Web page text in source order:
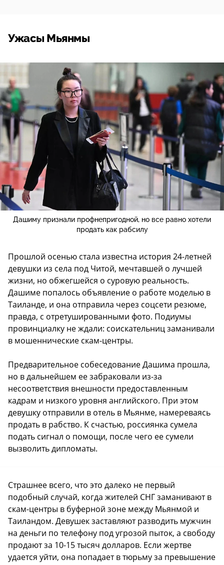
Ужасы Мьянмы
Дашиму признали профнепригодной, но все равно хотели
продать как рабсилу
Прошлой осенью стала известна история 24-летней
девушки из села под Читой, мечтавшей о лучшей
жизни, но обжегшейся о суровую реальность.
Дашиме попалось объявление о работе моделью в
Таиланде, и она отправила через соцсети резюме,
правда, с отретушированными фото. Подиумы
провинциалку не ждали: соискательниц заманивали
в мошеннические скам-центры.
Предварительное собеседование Дашима прошла,
но в дальнейшем ее забраковали из-за
несоответствия внешности предоставленным
кадрам и низкого уровня английского. При этом
девушку отправили в отель в Мьянме, намереваясь
продать в рабство. К счастью, россиянка сумела
подать сигнал о помощи, после чего ее сумели
вызволить дипломаты.
Страшнее всего, что это далеко не первый
подобный случай, когда жителей СНГ заманивают в
скам-центры в буферной зоне между Мьянмой и
Таиландом. Девушек заставляют разводить мужчин
на деньги по телефону под угрозой пыток, а свободу
продают за 10-15 тысяч долларов. Если жертве
удается уйти, она попадает в тюрьму за превышение